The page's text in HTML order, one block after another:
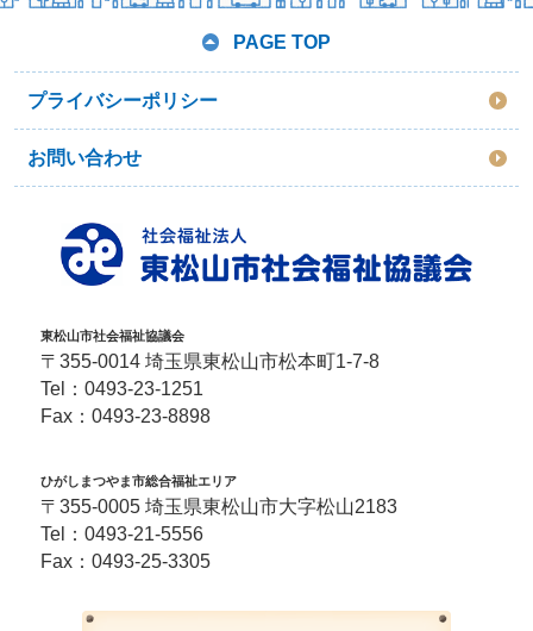
PAGE TOP
プライバシーポリシー
お問い合わせ
東松山市社会福祉協議会
〒355-0014 埼玉県東松山市松本町1-7-8
Tel： 0493-23-1251
Fax：0493-23-8898
ひがしまつやま市総合福祉エリア
〒355-0005 埼玉県東松山市大字松山2183
Tel： 0493-21-5556
Fax：0493-25-3305